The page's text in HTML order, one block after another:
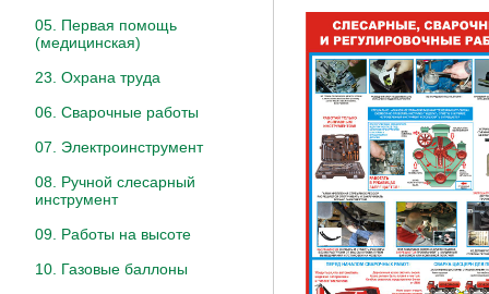
05. Первая помощь
(медицинская)
23. Охрана труда
06. Сварочные работы
07. Электроинструмент
08. Ручной слесарный
инструмент
09. Работы на высоте
10. Газовые баллоны